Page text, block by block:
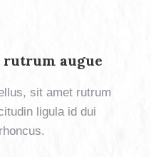
augue
sit amet rutrum
ligula id dui